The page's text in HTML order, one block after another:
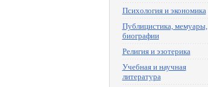
Психология и экономика
Публицистика, мемуары,
биографии
Религия и эзотерика
Учебная и научная
литература